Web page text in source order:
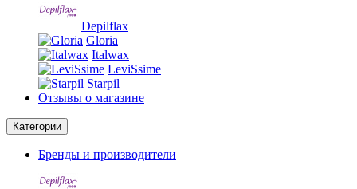
Depilflax
Gloria
Italwax
LeviSsime
Starpil
Отзывы о магазине
Категории
Бренды и производители